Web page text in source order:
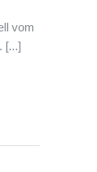
vom
[...]